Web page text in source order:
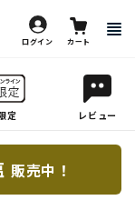
ログイン カート
定 レビュー
販売中！